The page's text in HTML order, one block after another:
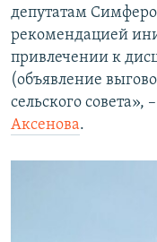
депутатам
рекомендацией
привлечении к
(объявление
сельского совета», –
Аксенова.